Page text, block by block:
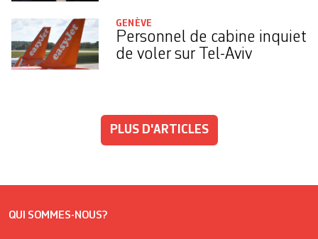
GENÈVE
Personnel de cabine inquiet
de voler sur Tel-Aviv
PLUS D'ARTICLES
QUI SOMMES-NOUS?